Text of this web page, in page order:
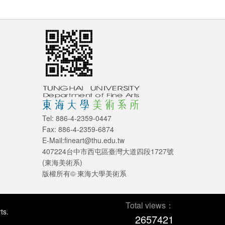
Tel: 886-4-2359-0447
Fax: 886-4-2359-6874
E-Mail:fineart@thu.edu.tw
407224台中市西屯區臺灣大道四段1727號
(東海美術系)
版權所有© 東海大學美術系
Total views：
2657421